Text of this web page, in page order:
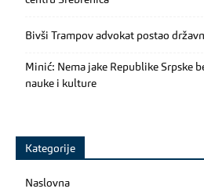
Bivši Trampov advokat postao
Minić: Nema jake Republike Srpske
nauke i kulture
Kategorije
Naslovna